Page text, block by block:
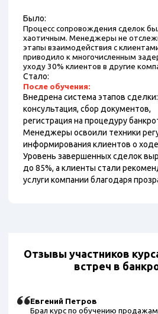
Было:
Процесс сопровождения сделок
хаотичным. Менеджеры не
этапы взаимодействия с
приводило к многочисленным
уходу 30% клиентов в другие
Стало:
После обучения:
Внедрена система этапов сделки:
консультация, сбор документов,
регистрация на процедуру
Менеджеры освоили техники
информирования клиентов о
Уровень завершенных сделок
до 85%, а клиенты стали
услуги компании благодаря
Отзывы участников
встреч в
Евгений Петров
Брал курс по обучению